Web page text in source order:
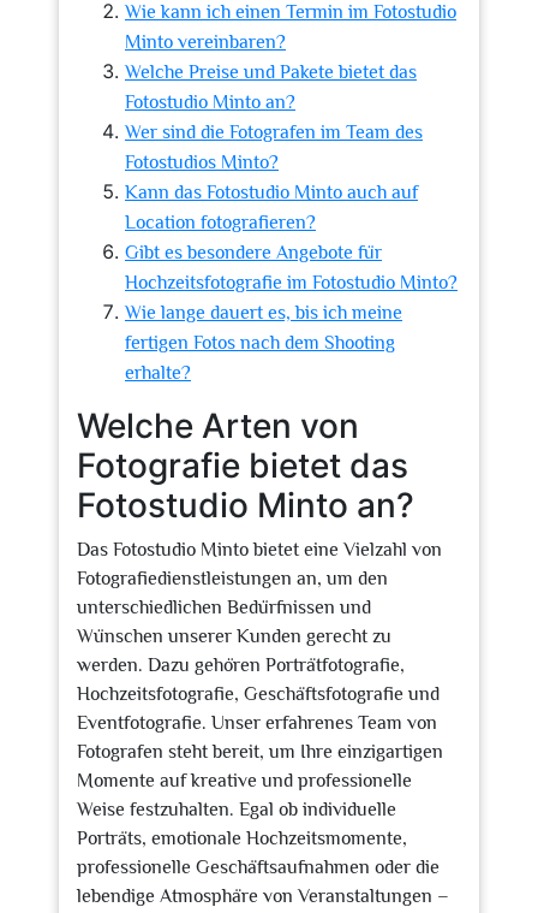
Wie kann ich einen Termin im Fotostudio
Minto vereinbaren?
Welche Preise und Pakete bietet das
Fotostudio Minto an?
Wer sind die Fotografen im Team des
Fotostudios Minto?
Kann das Fotostudio Minto auch auf
Location fotografieren?
Gibt es besondere Angebote für
Hochzeitsfotografie im Fotostudio Minto?
Wie lange dauert es, bis ich meine
fertigen Fotos nach dem Shooting
erhalte?
Welche Arten von
Fotografie bietet das
Fotostudio Minto an?
Das Fotostudio Minto bietet eine Vielzahl von
Fotografiedienstleistungen an, um den
unterschiedlichen Bedürfnissen und
Wünschen unserer Kunden gerecht zu
werden. Dazu gehören Porträtfotografie,
Hochzeitsfotografie, Geschäftsfotografie und
Eventfotografie. Unser erfahrenes Team von
Fotografen steht bereit, um Ihre einzigartigen
Momente auf kreative und professionelle
Weise festzuhalten. Egal ob individuelle
Porträts, emotionale Hochzeitsmomente,
professionelle Geschäftsaufnahmen oder die
lebendige Atmosphäre von Veranstaltungen –